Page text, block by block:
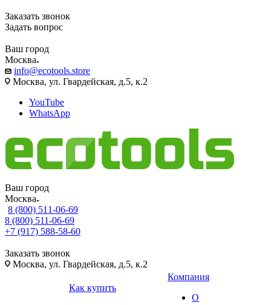
Заказать звонок
Задать вопрос
Ваш город
Москва
info@ecotools.store
Москва, ул. Гвардейская, д.5, к.2
YouTube
WhatsApp
Ваш город
Москва
8 (800) 511-06-69
8 (800) 511-06-69
+7 (917) 588-58-60
Заказать звонок
Москва, ул. Гвардейская, д.5, к.2
Как купить
Компания
О